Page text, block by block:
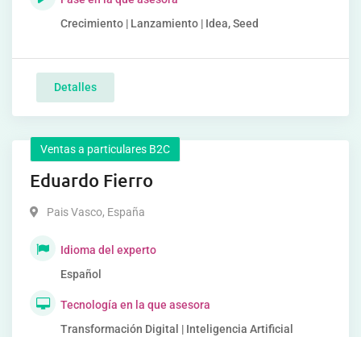
Crecimiento | Lanzamiento | Idea, Seed
Detalles
Ventas a particulares B2C
Eduardo Fierro
Pais Vasco, España
Idioma del experto
Español
Tecnología en la que asesora
Transformación Digital | Inteligencia Artificial